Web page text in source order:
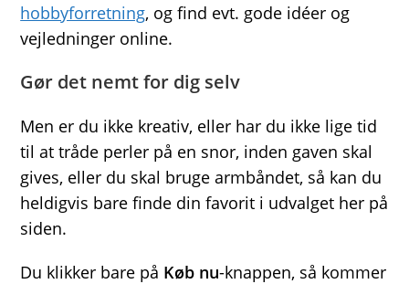
hobbyforretning, og find evt. gode idéer og
vejledninger online.
Gør det nemt for dig selv
Men er du ikke kreativ, eller har du ikke lige tid
til at tråde perler på en snor, inden gaven skal
gives, eller du skal bruge armbåndet, så kan du
heldigvis bare finde din favorit i udvalget her på
siden.
Du klikker bare på Køb nu-knappen, så kommer